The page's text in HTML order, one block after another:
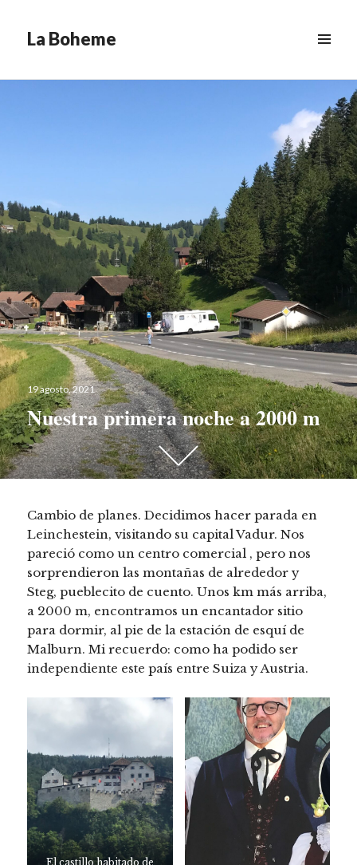
La Boheme
WIDGETS
Publicado
el
19 agosto, 2021
Nuestra primera noche a 2000 m
Desplázate
hacia
para
ver
más
contenido
Cambio de planes. Decidimos hacer parada en
Leinchestein, visitando su capital Vadur. Nos
pareció como un centro comercial , pero nos
sorprendieron las montañas de alrededor y
Steg, pueblecito de cuento. Unos km más arriba,
a 2000 m, encontramos un encantador sitio
para dormir, al pie de la estación de esquí de
Malburn. Mi recuerdo: como ha podido ser
independiente este país entre Suiza y Austria.
El castillo habitado de